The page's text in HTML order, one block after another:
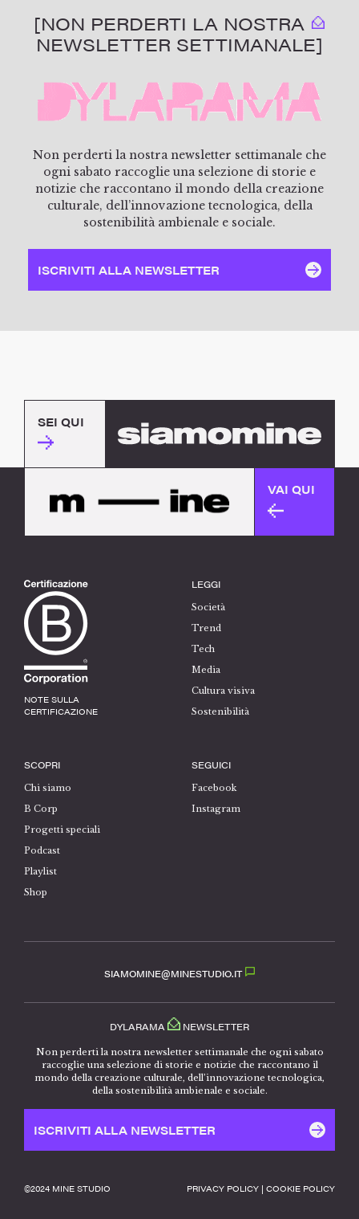
[NON PERDERTI LA NOSTRA
NEWSLETTER SETTIMANALE]
Non perderti la nostra newsletter settimanale che
ogni sabato raccoglie una selezione di storie e
notizie che raccontano il mondo della creazione
culturale, dell’innovazione tecnologica, della
sostenibilità ambienale e sociale.
ISCRIVITI ALLA NEWSLETTER
SEI QUI
VAI QUI
NOTE SULLA
CERTIFICAZIONE
LEGGI
Società
Trend
Tech
Media
Cultura visiva
Sostenibilità
SCOPRI
Chi siamo
B Corp
Progetti speciali
Podcast
Playlist
Shop
SEGUICI
Facebook
Instagram
SIAMOMINE@MINESTUDIO.IT
DYLARAMA NEWSLETTER
Non perderti la nostra newsletter settimanale che ogni sabato
raccoglie una selezione di storie e notizie che raccontano il
mondo della creazione culturale, dell’innovazione tecnologica,
della sostenibilità ambienale e sociale.
ISCRIVITI ALLA NEWSLETTER
©️2024 MINE STUDIO PRIVACY POLICY | COOKIE POLICY